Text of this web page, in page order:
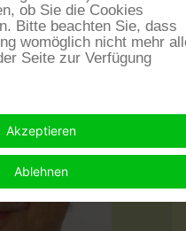
ob Sie die Cookies
Bitte beachten Sie, dass
womöglich nicht mehr
Seite zur Verfügung
Akzeptieren
Ablehnen